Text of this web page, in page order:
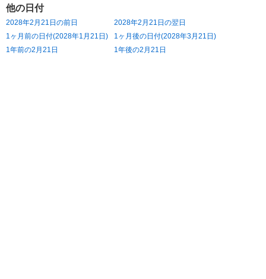
他の日付
2028年2月21日の前日
2028年2月21日の翌日
1ヶ月前の日付(2028年1月21日)
1ヶ月後の日付(2028年3月21日)
1年前の2月21日
1年後の2月21日